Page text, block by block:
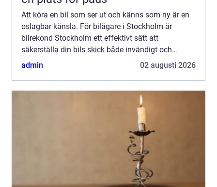
Att köra en bil som ser ut och känns som ny är en
oslagbar känsla. För bilägare i Stockholm är
bilrekond Stockholm ett effektivt sätt att
säkerställa din bils skick både invändigt och
utv&a...
admin 02 augusti 2026